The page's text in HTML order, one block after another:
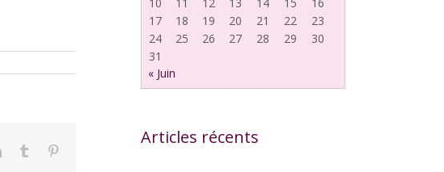
LinkedInTumblr
17
18 19 20 21 22
23
24
25 26 27 28 29
30
31
« Juin
Articles récents